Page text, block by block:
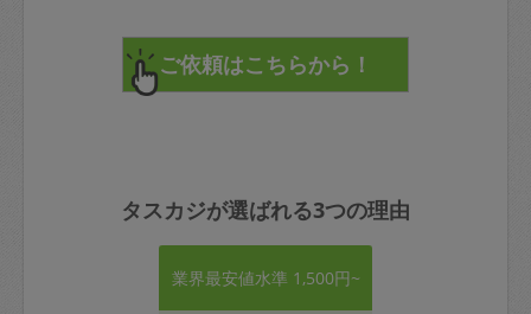
タスカジが選ばれる3つの理由
業界最安値水準 1,500円~